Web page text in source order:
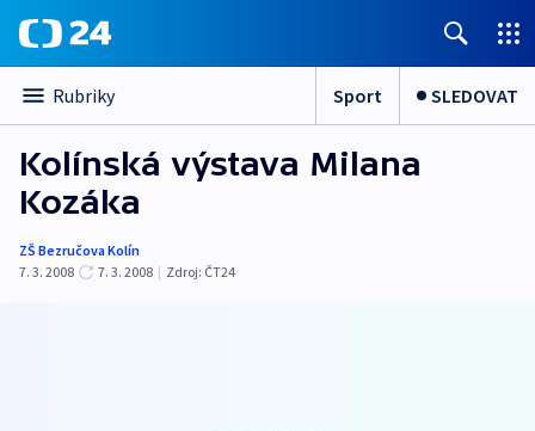
Rubriky Sport SLEDOVAT
Kolínská výstava Milana
Kozáka
ZŠ Bezručova Kolín
7. 3. 2008
7. 3. 2008 | Zdroj: ČT24